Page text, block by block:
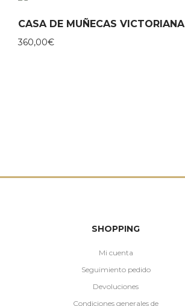
CASA DE MUÑECAS VICTORIANA
360,00€
SHOPPING
Mi cuenta
Seguimiento pedido
Devoluciones
Condiciones generales de